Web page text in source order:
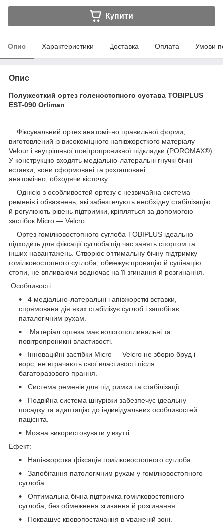
Купити
Опис Характеристики Доставка Оплата Умови
Опис
Полужесткий ортез голеностопного сустава TOBIPLUS
EST-090 Orliman
Фіксувальний ортез анатомічно правильної форми,
виготовлений із високоміцного напівжорсткого матеріалу
Velour і внутрішньої повітропроникної підкладки (POROMAX®).
У конструкцію входять медіально-латеральні гнучкі бічні
вставки, вони сформовані та розташовані
анатомічно, обходячи кісточку.
Однією з особливостей ортезу є незвичайна система
ременів і обважнень, які забезпечують необхідну стабілізацію
й регулюють рівень підтримки, кріпляться за допомогою
застібок Micro — Velcro.
Ортез гомілковостопного суглоба TOBIPLUS ідеально
підходить для фіксації суглоба під час занять спортом та
інших навантажень. Створює оптимальну бічну підтримку
гомілковостопного суглоба, обмежує пронацію й супінацію
стопи, не впливаючи водночас на її згинання й розгинання.
Особливості:
4 медіально-латеральні напівжорсткі вставки,
спрямована дія яких стабілізує суглоб і запобігає
паталогічним рухам.
Матеріал ортеза має вологопоглинальні та
повітропроникні властивості.
Інноваційні застібки Micro — Velcro не зборю бруд і
ворс, не втрачають свої властивості після
багаторазового прання.
Система ременів для підтримки та стабілізації.
Подвійна система шнурівки забезпечує ідеальну
посадку та адаптацію до індивідуальних особливостей
пацієнта.
Можна використовувати у взутті.
Ефект:
Напівжорстка фіксація гомілковостопного суглоба.
Запобігання патологічним рухам у гомілковостопного
суглоба.
Оптимальна бічна підтримка гомілковостопного
суглоба, без обмеження згинання й розгинання.
Покращує кровопостачання в ураженій зоні.